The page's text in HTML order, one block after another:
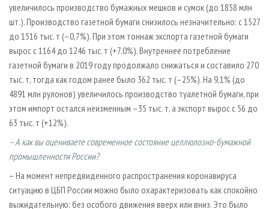
увеличилось производство бумажных мешков и сумок (до 1858 млн
шт.). Производство газетной бумаги снизилось незначительно: с 1527
до 1516 тыс. т (–0,7%). При этом тоннаж экспорта газетной бумаги
вырос с 1164 до 1246 тыс. т (+7,0%). Внутреннее потребление
газетной бумаги в 2019 году продолжало снижаться и составило 270
тыс. т, тогда как годом ранее было 362 тыс. т (–25%). На 9,1% (до
4891 млн рулонов) увеличилось производство туалетной бумаги, при
этом импорт остался неизменным –35 тыс. т, а экспорт вырос с 56 до
63 тыс. т (+12%).
– А как вы оцениваете современное состояние целлюлозно-бумажной
промышленности России?
– На момент непредвиденного распространения коронавируса
ситуацию в ЦБП России можно было охарактеризовать как спокойно
выжидательную: без особого движения вверх или вниз. Это было